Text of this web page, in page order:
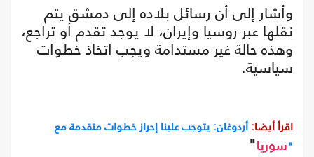
وأشار إلى أن رسائل بلاده إلى دمشق يتم
نقلها عبر روسيا وإيران، لا يوجد تقدم أو تراجع،
وهذه حالة غير مستدامة ويجب اتخاذ خطوات
سياسية.
اقرأ أيضا: أردوغان: يتوجب علينا إحراز خطوات متقدمة مع
"سوريا"